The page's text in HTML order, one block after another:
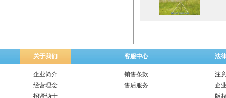
关于我们 客服中心 法
企业简介
经营理念
招贤纳士
销售条款
售后服务
注
企
版